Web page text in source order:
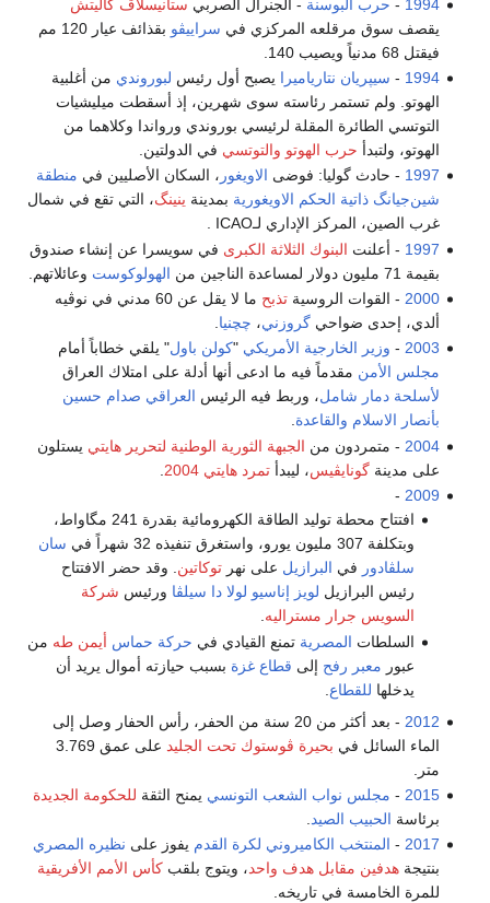
1994
- حرب البوسنة - الجنرال الصربي ستانيسلاڤ گاليتش
يقصف سوق مرقلعه المركزي في سراييڤو
بقذائف عيار 120 مم
فيقتل 68 مدنياً ويصيب 140.
1994
- سيپريان نتارياميرا يصبح أول رئيس لبوروندي من أغلبية
الهوتو. ولم تستمر رئاسته سوى شهرين، إذ أسقطت ميليشيات
التوتسي الطائرة المقلة لرئيسي بوروندي ورواندا وكلاهما من
الهوتو، ولتبدأ حرب الهوتو والتوتسي في الدولتين.
1997 - حادث گوليا: فوضى الاويغور ، السكان الأصليين في منطقة
شين‌جيانگ ذاتية الحكم الاويغورية بمدينة ينينگ، التي تقع في شمال
غرب الصين، المركز الإداري لـICAO .
1997 - أعلنت البنوك الثلاثة الكبرى في سويسرا عن إنشاء صندوق
بقيمة 71 مليون دولار لمساعدة الناجين من
الهولوكوست وعائلاتهم.
2000 - القوات الروسيةتذبح
ما لا يقل عن 60 مدني في نوڤيه
ألدي، إحدى ضواحيگروزني، چچنيا
2003
- وزير الخارجية الأمريكي "كولن باول" يلقي خطاباً أمام
مجلس الأمن مقدماً فيه ما ادعى أنها أدلة على امتلاك العراق
لأسلحة دمار شامل، وربط فيه الرئيس العراقي صدام حسين
بأنصار الاسلام والقاعدة.
2004 - متمردون من الجبهة الثورية الوطنية لتحرير هايتي يستلون
على مدينةگونايڤيس، ليبدأتمرد هايتي 2004
2009
-
افتتاح محطة توليد الطاقة الكهرومائية بقدرة 241 مگاواط،
وبتكلفة 307 مليون يورو، واستغرق تنفيذه 32 شهراً في
سان
سلڤادور في البرازيل على نهر توكاتين. وقد حضر الافتتاح
رئيس البرازيل لويز إناسيو لولا دا سيلڤا ورئيس شركة
السويس جرار مستراليه.
السلطات المصرية تمنع القيادي في حركة حماس أيمن طه من
عبور معبر رفح إلى قطاع غزة بسبب حيازته أموال يريد أن
يدخلها للقطاع
2012
- بعد أكثر من 20 سنة من الحفر، رأس الحفار وصل إلى
الماء السائل في بحيرة ڤوستوك تحت الجليد
على عمق 3.769
متر.
2015
- مجلس نواب الشعب التونسي يمنح الثقة للحكومة الجديدة
برئاسة الحبيب الصيد
2017
- المنتخب الكاميروني لكرة القدم يفوز على نظيره المصري
بنتيجةهدفين مقابل هدف واحد، ويتوج بلقبكأس الأمم الأفريقية
للمرة الخامسة في تاريخه.